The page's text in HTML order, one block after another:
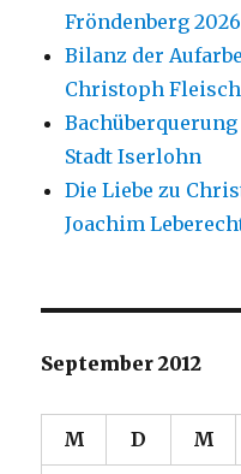
Fröndenberg 2026
Bilanz der
Christoph
Stadt Iserlohn
Die Liebe zu
Joachim
September 2012
M D M